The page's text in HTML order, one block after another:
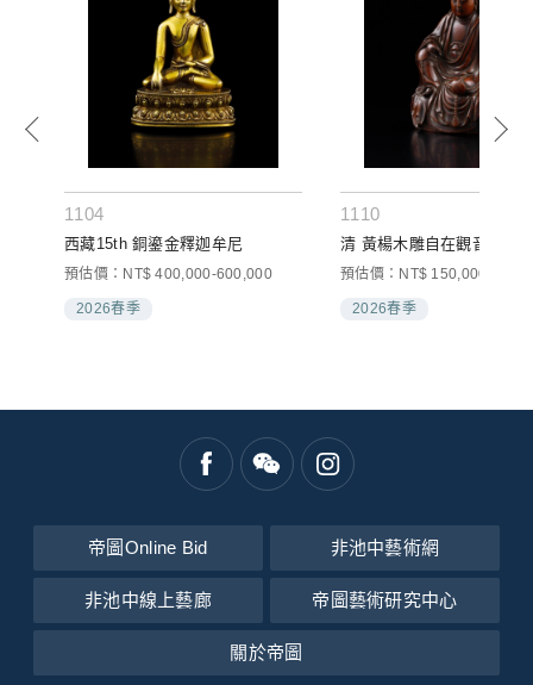
1104
西藏15th 銅鎏金釋迦牟尼
預估價：NT$ 400,000-600,000
2026春季
1110
清 黃楊木雕自在觀音
預估價：NT$ 150,000-
2026春季
帝圖Online Bid 非池中藝術網
非池中線上藝廊 帝圖藝術研究中心
關於帝圖